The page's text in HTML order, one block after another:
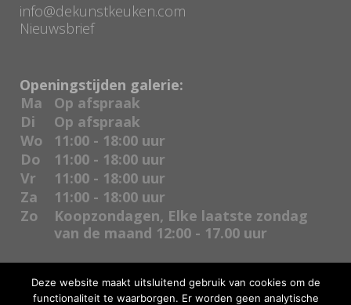
info@dekunstkeuken.com
Nieuwsbrief
Openingstijden galerie:
Ma
Op afspraak
Di
Op afspraak
Wo
11:00 - 18:00 uur
Do
11:00 - 18:00 uur
Vr
11:00 - 18:00 uur
Za
11:00 - 18:00 uur
Zo
Koopzondagen, Elke laatste zondag
van de maand 12:00 - 17.00 uur
Deze website maakt uitsluitend gebruik van cookies om de
functionaliteit te waarborgen. Er worden geen analytische